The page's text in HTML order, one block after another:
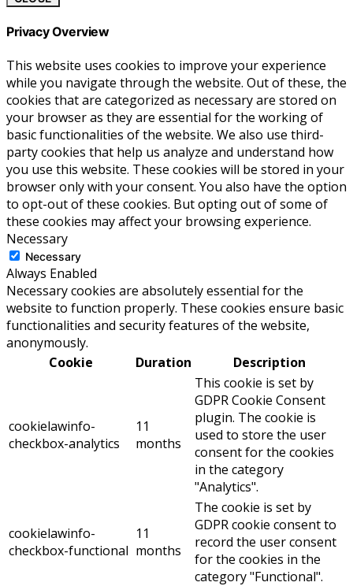
Privacy Overview
This website uses cookies to improve your experience
while you navigate through the website. Out of these, the
cookies that are categorized as necessary are stored on
your browser as they are essential for the working of
basic functionalities of the website. We also use third-
party cookies that help us analyze and understand how
you use this website. These cookies will be stored in your
browser only with your consent. You also have the option
to opt-out of these cookies. But opting out of some of
these cookies may affect your browsing experience.
Necessary
Necessary
Always Enabled
Necessary cookies are absolutely essential for the
website to function properly. These cookies ensure basic
functionalities and security features of the website,
anonymously.
Cookie
Duration Description
cookielawinfo-
checkbox-analytics
11
months
This cookie is set by
GDPR Cookie Consent
plugin. The cookie is
used to store the user
consent for the cookies
in the category
"Analytics".
cookielawinfo-
checkbox-functional
11
months
The cookie is set by
GDPR cookie consent to
record the user consent
for the cookies in the
category "Functional".